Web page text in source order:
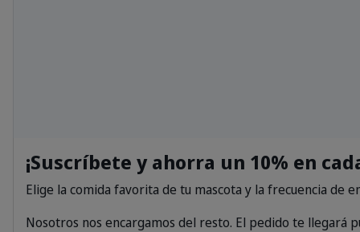
¡Suscríbete y ahorra un 10% en
Elige la comida favorita de tu mascota y la frecuencia de
Nosotros nos encargamos del resto. El pedido te llegará